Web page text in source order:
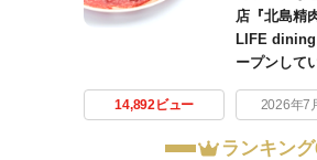
店『北島精
LIFE dining
ープンして
14,892ビュー 2026年7
ランキン